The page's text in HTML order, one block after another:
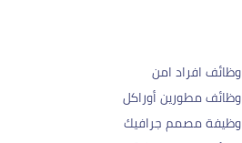
وظائف افراد امن
وظائف مطورين أوراكل
وظيفة مصمم جرافيك